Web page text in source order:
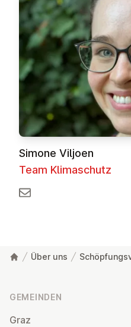
Simone Viljoen
Team Klimaschutz
Über uns
GEMEINDEN
Graz